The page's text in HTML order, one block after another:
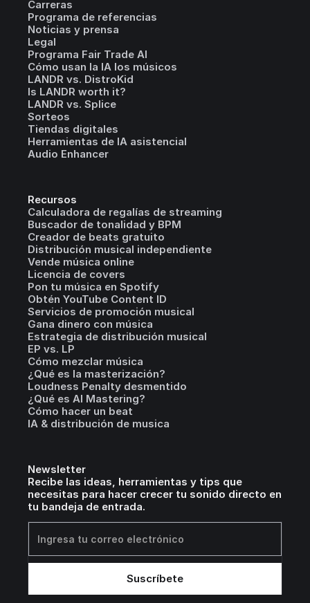
Carreras
Programa de referencias
Noticias y prensa
Legal
Programa Fair Trade AI
Cómo usan la IA los músicos
LANDR vs. DistroKid
Is LANDR worth it?
LANDR vs. Splice
Sorteos
Tiendas digitales
Herramientas de IA asistencial
Audio Enhancer
Recursos
Calculadora de regalías de streaming
Buscador de tonalidad y BPM
Creador de beats gratuito
Distribución musical independiente
Vende música online
Licencia de covers
Pon tu música en Spotify
Obtén YouTube Content ID
Servicios de promoción musical
Gana dinero con música
Estrategia de distribución musical
EP vs. LP
Cómo mezclar música
¿Qué es la masterización?
Loudness Penalty desmentido
¿Qué es AI Mastering?
Cómo hacer un beat
IA & distribución de musica
Newsletter
Recibe las ideas, herramientas y tips que
necesitas para hacer crecer tu sonido directo en
tu bandeja de entrada.